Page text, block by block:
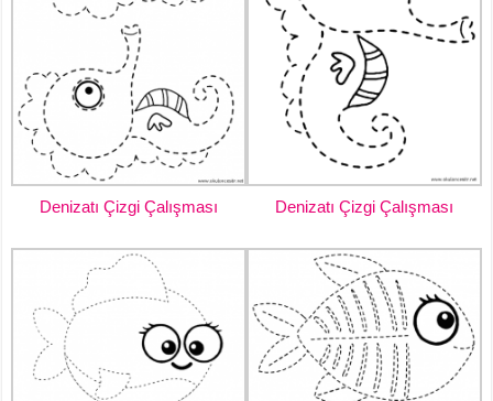
Denizatı Çizgi Çalışması Denizatı Çizgi Çalışması